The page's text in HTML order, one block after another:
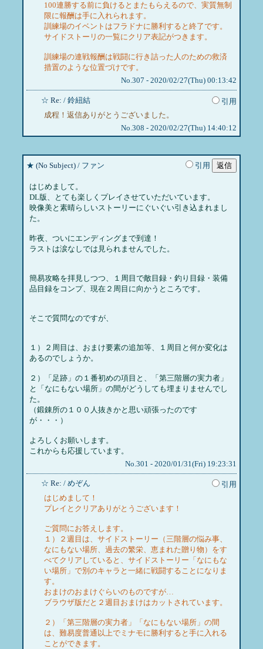
100連勝する前に負けるとまたもらえるので、実質無制
限に報酬は手に入れられます。
訓練場のイベントはフラドナに勝利すると終了です。
サイドストーリの一覧にクリア表記がつきます。
訓練場の連戦報酬は戦闘に行き詰った人のための救済
措置のような位置づけです。
No.307 - 2020/02/27(Thu) 00:13:42
☆ Re: / 鈴紐結
引用
成程！返信ありがとうございました。
No.308 - 2020/02/27(Thu) 14:40:12
★ (No Subject) / ファン 引用
はじめまして。
DL版、とても楽しくプレイさせていただいています。
映像美と素晴らしいストーリーにぐいぐい引き込まれまし
た。
昨夜、ついにエンディングまで到達！
ラストは涙なしでは見られませんでした。
簡易攻略を拝見しつつ、１周目で敵目録・釣り目録・装備
品目録をコンプ、現在２周目に向かうところです。
そこで質問なのですが、
１）２周目は、おまけ要素の追加等、１周目と何か変化は
あるのでしょうか。
２）「足跡」の１番初めの項目と、「第三階層の実力者」
と「なにもない場所」の間がどうしても埋まりませんでし
た。
（鍛錬所の１００人抜きかと思い頑張ったのです
が・・・）
よろしくお願いします。
これからも応援しています。
No.301 - 2020/01/31(Fri) 19:23:31
☆ Re: / めぞん
引用
はじめまして！
プレイとクリアありがとうございます！
ご質問にお答えします。
１）２週目は、サイドストーリー（三階層の悩み事、
なにもない場所、過去の繁栄、恵まれた贈り物）をす
べてクリアしていると、サイドストーリー「なにもな
い場所」で別のキャラと一緒に戦闘することになりま
す。
おまけのおまけぐらいのものですが…
ブラウザ版だと２週目おまけはカットされています。
２）「第三階層の実力者」「なにもない場所」の間
は、難易度普通以上でミナモに勝利すると手に入れる
ことができます。